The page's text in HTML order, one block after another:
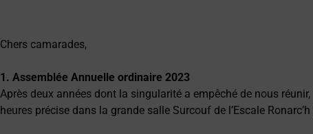
Chers camarades,
1. Assemblée Annuelle ordinaire 2023
Après deux années dont la singularité a empêché de nous
heures précise dans la grande salle Surcouf de l’Escale